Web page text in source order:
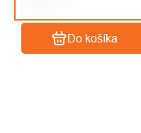
Do košíka